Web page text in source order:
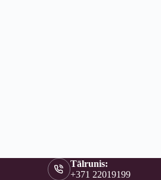
Tālrunis:
+371 22019199